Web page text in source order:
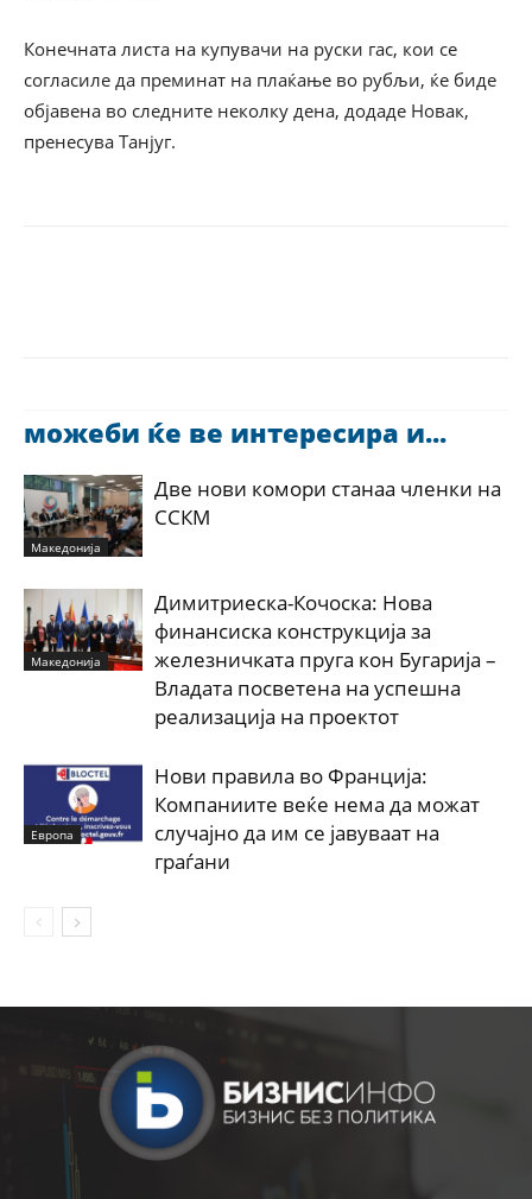
Конечната листа на купувачи на руски гас, кои се
согласиле да преминат на плаќање во рубљи, ќе биде
објавена во следните неколку дена, додаде Новак,
пренесува Танјуг.
можеби ќе ве интересира и...
Македонија
Две нови комори станаа членки на
ССКМ
Македонија
Димитриеска-Кочоска: Нова
финансиска конструкција за
железничката пруга кон Бугарија –
Владата посветена на успешна
реализација на проектот
Европа
Нови правила во Франција:
Компаниите веќе нема да можат
случајно да им се јавуваат на
граѓани